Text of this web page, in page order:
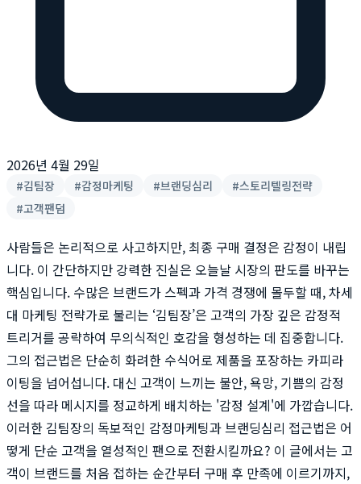
2026년 4월 29일
#김팀장 #감정마케팅 #브랜딩심리 #스토리텔링전략
#고객팬덤
사람들은 논리적으로 사고하지만, 최종 구매 결정은 감정이 내립
니다. 이 간단하지만 강력한 진실은 오늘날 시장의 판도를 바꾸는
핵심입니다. 수많은 브랜드가 스펙과 가격 경쟁에 몰두할 때, 차세
대 마케팅 전략가로 불리는 ‘김팀장’은 고객의 가장 깊은 감정적
트리거를 공략하여 무의식적인 호감을 형성하는 데 집중합니다.
그의 접근법은 단순히 화려한 수식어로 제품을 포장하는 카피라
이팅을 넘어섭니다. 대신 고객이 느끼는 불안, 욕망, 기쁨의 감정
선을 따라 메시지를 정교하게 배치하는 '감정 설계'에 가깝습니다.
이러한 김팀장의 독보적인 감정마케팅과 브랜딩심리 접근법은 어
떻게 단순 고객을 열성적인 팬으로 전환시킬까요? 이 글에서는 고
객이 브랜드를 처음 접하는 순간부터 구매 후 만족에 이르기까지,